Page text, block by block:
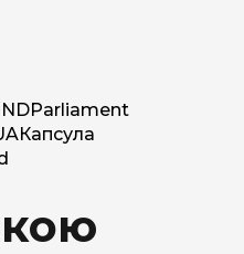
Parliament
Капсула